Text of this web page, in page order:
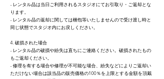
- レンタル品は当日ご利用されるスタジオにてお引取り・ご返却とな
ります。
- レンタル品の返却に関しては梱包等いたしませんので受け渡し時と
同じ状態でスタジオ内にお戻しください。
4. 破損された場合
- レンタル品の破損や紛失は直ちにご連絡ください。破損されたもの
もご返却ください。
- 修理を有する場合や修理が不可能な場合、紛失などによりご返却い
ただけない場合は該当品の販売価格の100％を上限とする金額を頂戴